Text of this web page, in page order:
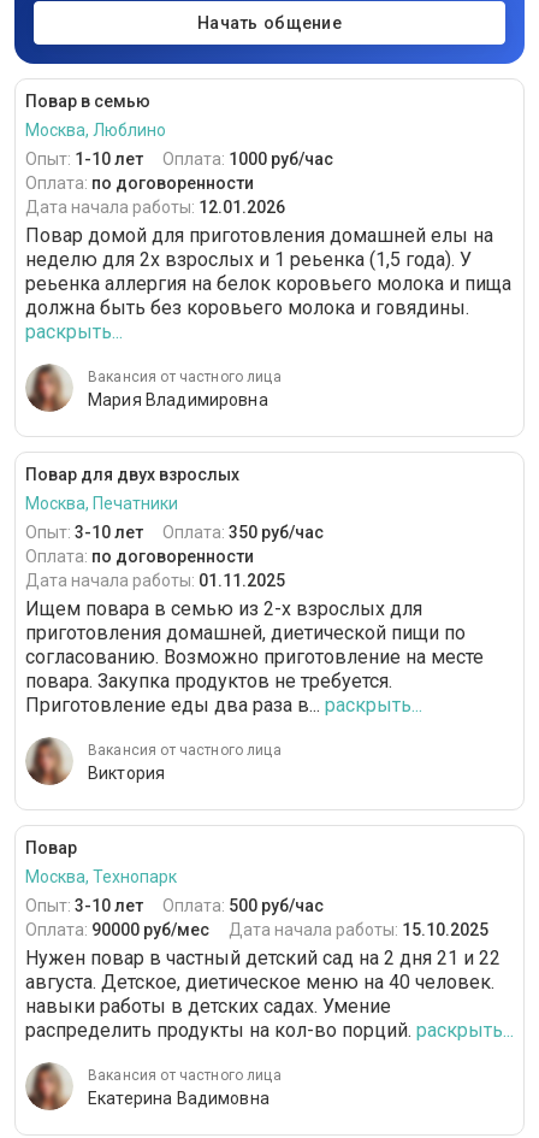
Начать общение
Повар в семью
Москва, Люблино
Опыт: 1-10 лет Оплата: 1000 руб/час
Оплата: по договоренности
Дата начала работы: 12.01.2026
Повар домой для приготовления домашней елы на
неделю для 2х взрослых и 1 реьенка (1,5 года). У
реьенка аллергия на белок коровьего молока и пища
должна быть без коровьего молока и говядины.
раскрыть...
Вакансия от частного лица
Мария Владимировна
Повар для двух взрослых
Москва, Печатники
Опыт: 3-10 лет Оплата: 350 руб/час
Оплата: по договоренности
Дата начала работы: 01.11.2025
Ищем повара в семью из 2-х взрослых для
приготовления домашней, диетической пищи по
согласованию. Возможно приготовление на месте
повара. Закупка продуктов не требуется.
Приготовление еды два раза в... раскрыть...
Вакансия от частного лица
Виктория
Повар
Москва, Технопарк
Опыт: 3-10 лет Оплата: 500 руб/час
Оплата: 90000 руб/мес Дата начала работы: 15.10.2025
Нужен повар в частный детский сад на 2 дня 21 и 22
августа. Детское, диетическое меню на 40 человек.
навыки работы в детских садах. Умение
распределить продукты на кол-во порций. раскрыть...
Вакансия от частного лица
Екатерина Вадимовна